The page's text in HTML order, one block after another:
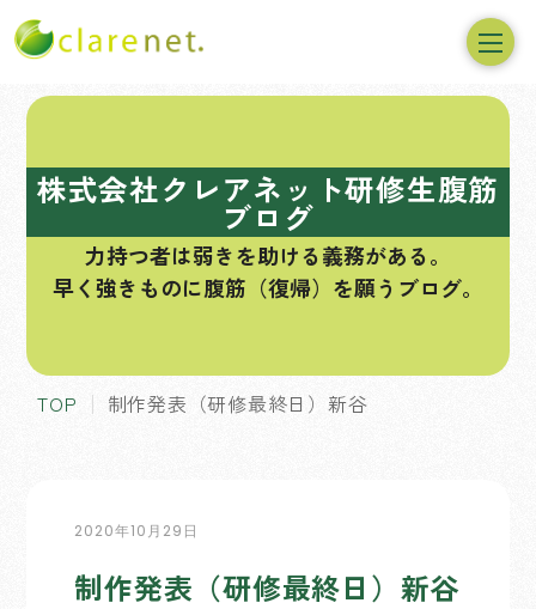
株式会社クレアネット研修生腹筋
ブログ
力持つ者は弱きを助ける義務がある。
早く強きものに腹筋（復帰）を願うブログ。
TOP 制作発表（研修最終日）新谷
2020年10月29日
制作発表（研修最終日）新谷